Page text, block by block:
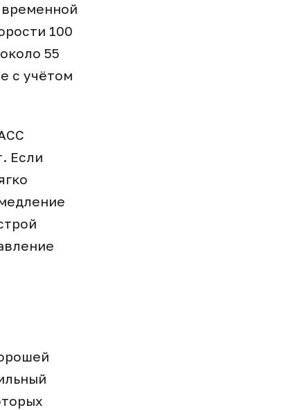
100
55
с учётом
Если